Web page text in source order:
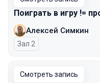
Поиграть в игру !=
Алексей Симкин
Зал 2
Смотреть запись